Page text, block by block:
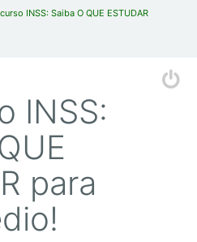
INSS: Saiba O QUE ESTUDAR
INSS:
para